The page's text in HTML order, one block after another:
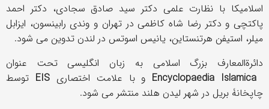
اسلامیکا با نظارت علمی دکتر سید صادق سجادی، دکتر احمد
پاکتچی و دکتر رضا شاه کاظمی در تهران و وندی رابینسون، ایزابل
میلر، استیفن هرتنستاین، یانیس اسوتس در لندن تدوین می شود.
دائرةالمعارف بزرگ اسلامی به زبان انگلیسی تحت عنوان
Encyclopaedia Islamica و با علامت اختصاریEIS توسط
چاپخانۀ بریل در شهر لیدن هلند منتشر می شود.